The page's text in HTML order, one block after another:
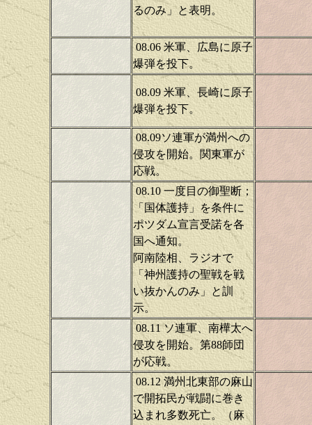
るのみ」と表明。
08.06 米軍、広島に原子
爆弾を投下。
08.09 米軍、長崎に原子
爆弾を投下。
08.09ソ連軍が満州への
侵攻を開始。関東軍が
応戦。
08.10 一度目の御聖断；
「国体護持」を条件に
ポツダム宣言受諾を各
国へ通知。
阿南陸相、ラジオで
「神州護持の聖戦を戦
い抜かんのみ」と訓
示。
08.11 ソ連軍、南樺太へ
侵攻を開始。第88師団
が応戦。
08.12 満州北東部の麻山
で開拓民が戦闘に巻き
込まれ多数死亡。（麻